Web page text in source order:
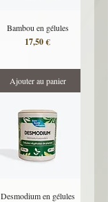
Bambou en gélules
Prix
17,50 €
Ajouter au panier
Desmodium en gélules